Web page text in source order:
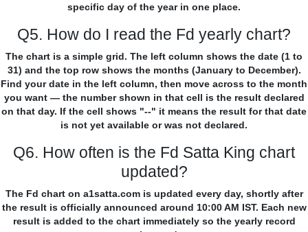
specific day of the year in one place.
Q5. How do I read the Fd yearly chart?
The chart is a simple grid. The left column shows the date (1 to
31) and the top row shows the months (January to December).
Find your date in the left column, then move across to the month
you want — the number shown in that cell is the result declared
on that day. If the cell shows "--" it means the result for that date
is not yet available or was not declared.
Q6. How often is the Fd Satta King chart
updated?
The Fd chart on a1satta.com is updated every day, shortly after
the result is officially announced around 10:00 AM IST. Each new
result is added to the chart immediately so the yearly record